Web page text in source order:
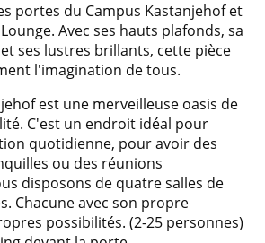
portes du Campus Kastanjehof et
Avec ses hauts plafonds, sa
ses lustres brillants, cette pièce
l'imagination de tous.
est une merveilleuse oasis de
C'est un endroit idéal pour
quotidienne, pour avoir des
ou des réunions
disposons de quatre salles de
Chacune avec son propre
possibilités. (2-25 personnes)